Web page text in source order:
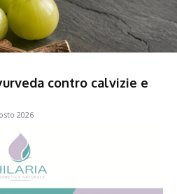
contro calvizie e
2026